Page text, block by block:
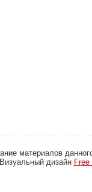
материалов
Визуальный дизайн